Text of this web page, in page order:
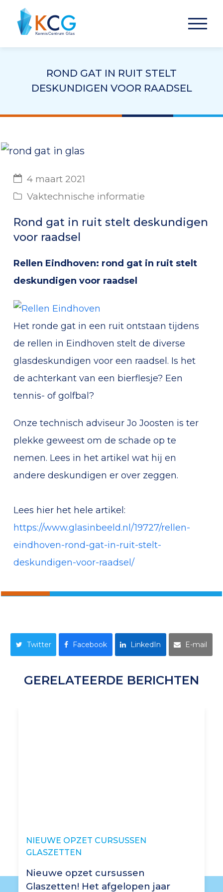
ROND GAT IN RUIT STELT
DESKUNDIGEN VOOR RAADSEL
4 maart 2021
Vaktechnische informatie
Rond gat in ruit stelt deskundigen
voor raadsel
Rellen Eindhoven: rond gat in ruit stelt
deskundigen voor raadsel
Het ronde gat in een ruit ontstaan tijdens
de rellen in Eindhoven stelt de diverse
glasdeskundigen voor een raadsel. Is het
de achterkant van een bierflesje? Een
tennis- of golfbal?
Onze technisch adviseur Jo Joosten is ter
plekke geweest om de schade op te
nemen. Lees in het artikel wat hij en
andere deskundigen er over zeggen.
Lees hier het hele artikel:
https://www.glasinbeeld.nl/19727/rellen-
eindhoven-rond-gat-in-ruit-stelt-
deskundigen-voor-raadsel/
Twitter Facebook LinkedIn E-mail
GERELATEERDE BERICHTEN
NIEUWE OPZET CURSUSSEN
GLASZETTEN
Nieuwe opzet cursussen
Glaszetten! Het afgelopen jaar